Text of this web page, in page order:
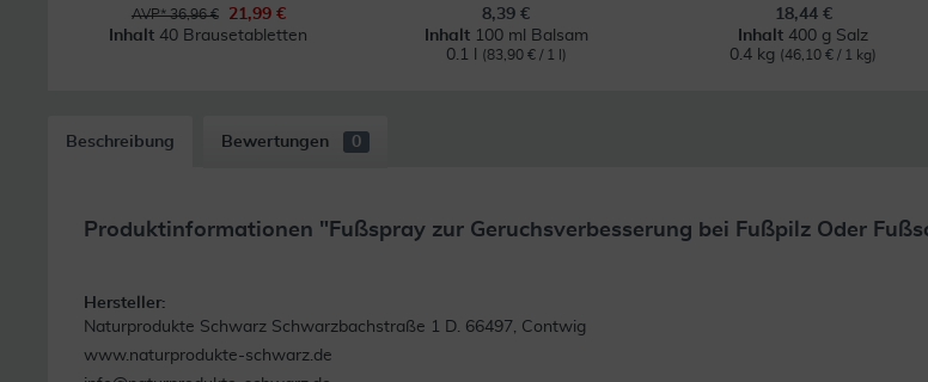
AVP* 36,96 €
21,99 €
Inhalt 40 Brausetabletten
8,39 €
Inhalt 100 ml Balsam
0.1 l
(83,90 € / 1 l)
18,44 €
Inhalt 400 g Salz
0.4 kg (46,10 € / 1 kg)
Beschreibung Bewertungen 0
Produktinformationen "Fußspray zur Geruchsverbesserung bei Fußpilz Oder
Weiterlesen
Hersteller:
Naturprodukte Schwarz Schwarzbachstraße 1 D. 66497, Contwig
www.naturprodukte-schwarz.de